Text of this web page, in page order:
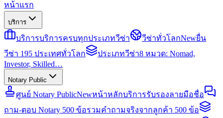
หน้าแรก
บริการ
บริการบริการครบทุกประเภทวีซ่า วีซ่าทั่วโลกNewยื่น
วีซ่า 195 ประเทศทั่วโลก
ประเภทวีซ่า8 หมวด: Nomad,
Investor, Skilled…
Notary Public
ศูนย์ Notary PublicNewหน้าหลักบริการรับรองลายมือชื่อ
ถาม-ตอบ Notary 500 ข้อรวมคำถามจริงจากลูกค้า 500 ข้อ